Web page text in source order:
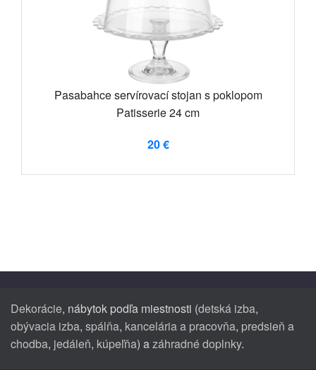
Pasabahce servírovací stojan s poklopom
Patisserie 24 cm
20 €
Dekorácie, nábytok podľa miestnosti (detská izba,
obývacia izba, spálňa, kancelária a pracovňa, predsieň a
chodba, jedáleň, kúpeľňa) azáhradné doplnky.